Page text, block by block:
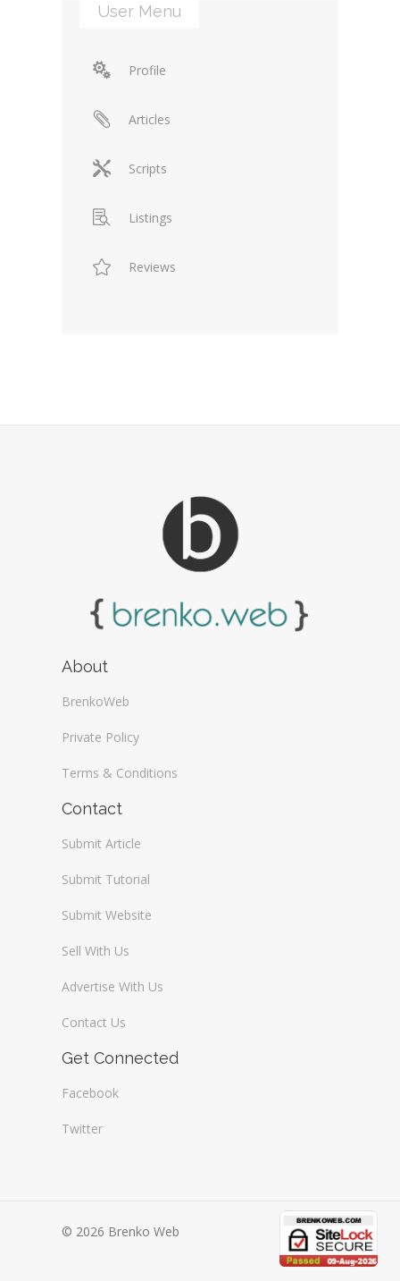
User Menu
Profile
Articles
Scripts
Listings
Reviews
About
BrenkoWeb
Private Policy
Terms & Conditions
Contact
Submit Article
Submit Tutorial
Submit Website
Sell With Us
Advertise With Us
Contact Us
Get Connected
Facebook
Twitter
© 2026 Brenko Web